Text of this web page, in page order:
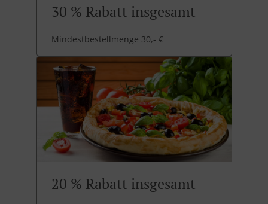
30 % Rabatt insgesamt
Mindestbestellmenge 30,- €
20 % Rabatt insgesamt